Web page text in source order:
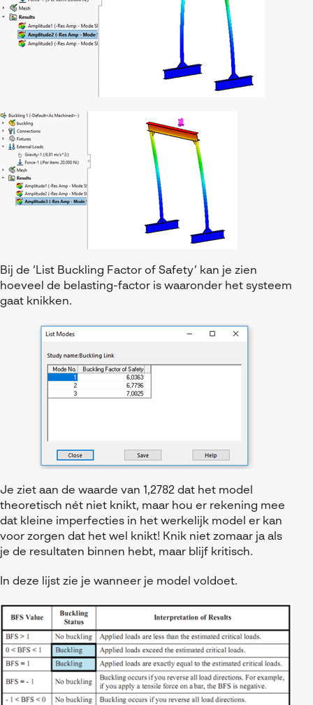
Bij de ‘List Buckling Factor of Safety’ kan je zien
hoeveel de belasting-factor is waaronder het systeem
gaat knikken.
Je ziet aan de waarde van 1,2782 dat het model
theoretisch nét niet knikt, maar hou er rekening mee
dat kleine imperfecties in het werkelijk model er kan
voor zorgen dat het wel knikt! Knik niet zomaar ja als
je de resultaten binnen hebt, maar blijf kritisch.
In deze lijst zie je wanneer je model voldoet.